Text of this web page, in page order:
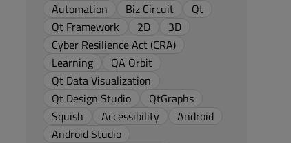
Automation
Biz Circuit
Qt
Qt Framework
2D
3D
Cyber Resilience Act (CRA)
Learning
QA Orbit
Qt Data Visualization
Qt Design Studio
QtGraphs
Squish
Accessibility
Android
Android Studio